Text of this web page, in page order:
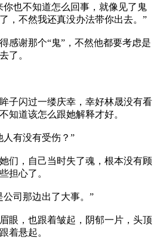
不知道怎么回事，就像见了鬼
，不然我还真没办法带你出去。”
那个“鬼”，不然他都要考虑是
了。
过一缕庆幸，幸好林晟没有看
知道该怎么跟她解释才好。
没有受伤？”
自己当时失了魂，根本没有顾
担心了。
那边出了大事。”
也跟着皱起，阴郁一片，头顶
着悬起。